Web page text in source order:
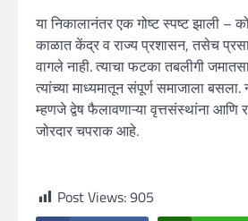
या निकालानंतर एक गोष्ट स्पष्ट झाली –
काळात केंद्र व राज्य प्रशासन, तसेच
वागले नाही. त्याचा फटका तबलीगी
त्यांच्या माध्यमातून संपूर्ण समाजाला बसला.
म्हणजे द्वेष फैलावणाऱ्या वृत्तसंस्थांना आणि
जोरदार चपराक आहे.
Post Views:905